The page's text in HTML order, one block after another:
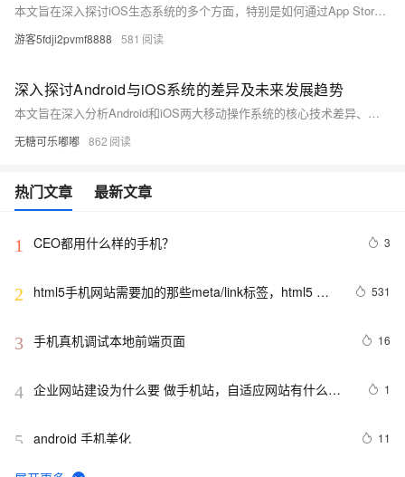
本文旨在深入探讨iOS生态系统的多个方面，特别是如何通过App Store优化(ASO)和改进用户体验来提升应用的市场表现。不同于常规摘要仅概述文章内容的方式，我们将直接进入主题，首先介绍ASO的重要性及其对开发者的意义；接着分析当前iOS平台上用户行为的变化趋势以及这些变化如何影响应用程序的设计思路；最后提出几点实用建议帮助开发者更好地适应市场环境，增强自身竞争力。
游客5fdji2pvmf8888 581
深入探讨Android与iOS系统的差异及未来发展趋势
本文旨在深入分析Android和iOS两大移动操作系统的核心技术差异、用户体验以及各自的市场表现，进一步探讨它们在未来技术革新中可能的发展方向。通过对比两者的开放性、安全性、生态系统等方面，本文揭示了两大系统在移动设备市场中的竞争态势和潜在变革。
无糖可乐嘟嘟 862
热门文章 最新文章
1 CEO都用什么样的手机？ 3
2
html5手机网站需要加的那些meta/link标签，html5
531
3 手机真机调试本地前端页面 16
4 企业网站建设为什么要 做手机站，自适应网站有什么优
1
5 android 手机美化 11